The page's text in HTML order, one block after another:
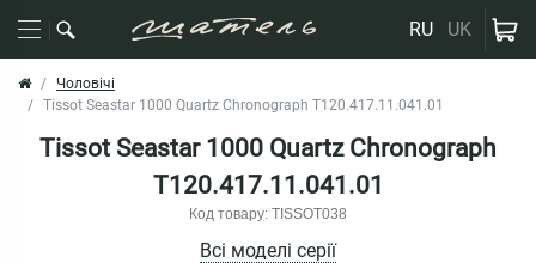
RU UK
Чоловічі
Tissot Seastar 1000 Quartz Chronograph T120.417.11.041.01
Tissot Seastar 1000 Quartz Chronograph
T120.417.11.041.01
Код товару: TISSOT038
Всі моделі серії